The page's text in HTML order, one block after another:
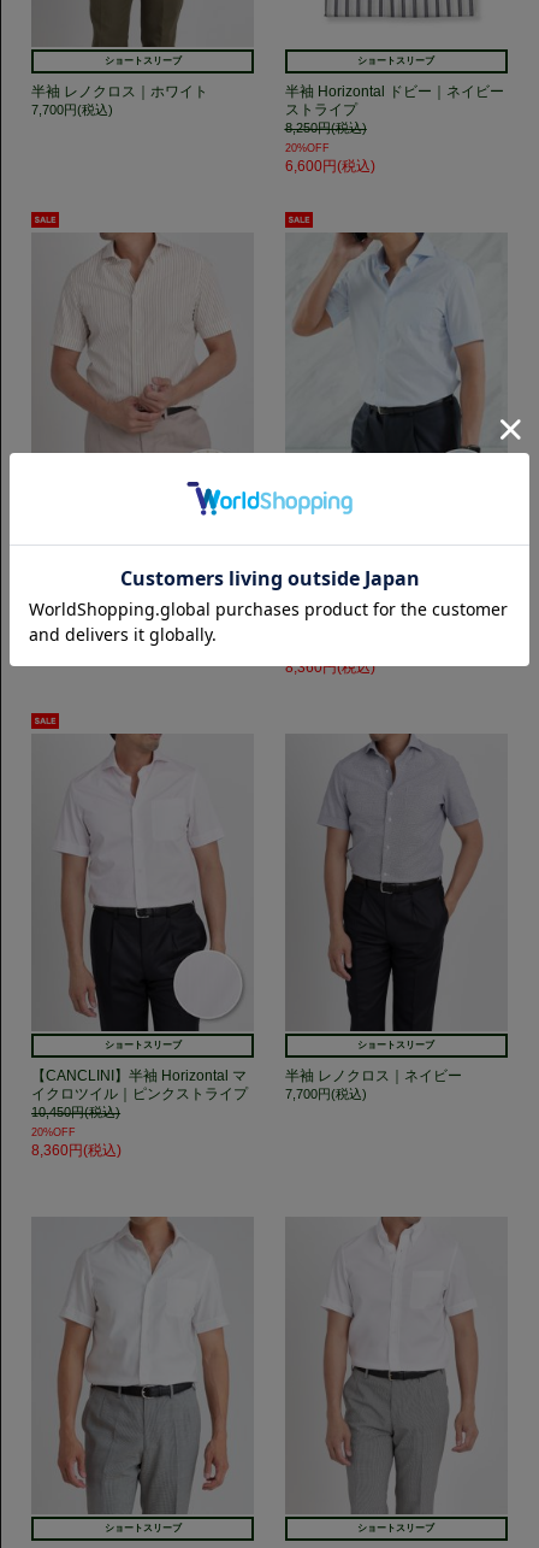
ショートスリーブ
半袖 レノクロス｜ホワイト
7,700円(税込)
ショートスリーブ
半袖 Horizontal ドビー｜ネイビー
ストライプ
8,250円(税込)
20%OFF
6,600円(税込)
ショートスリーブ
半袖 Horizontal 100番手双糸タイ
8,250円(税込)
20%OFF
ショートスリーブ
【CANCLINI】半袖 Horizontal マ
イクロツイル｜ライトブルースト
ライプ
8,360円(税込)
ショートスリーブ
【CANCLINI】半袖 Horizontal マ
イクロツイル｜ピンクストライプ
10,450円(税込)
20%OFF
8,360円(税込)
ショートスリーブ
半袖 レノクロス｜ネイビー
7,700円(税込)
ショートスリーブ ショートスリーブ